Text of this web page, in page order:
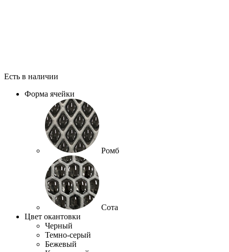
Есть в наличии
Форма ячейки
Ромб
Сота
Цвет окантовки
Черный
Темно-серый
Бежевый